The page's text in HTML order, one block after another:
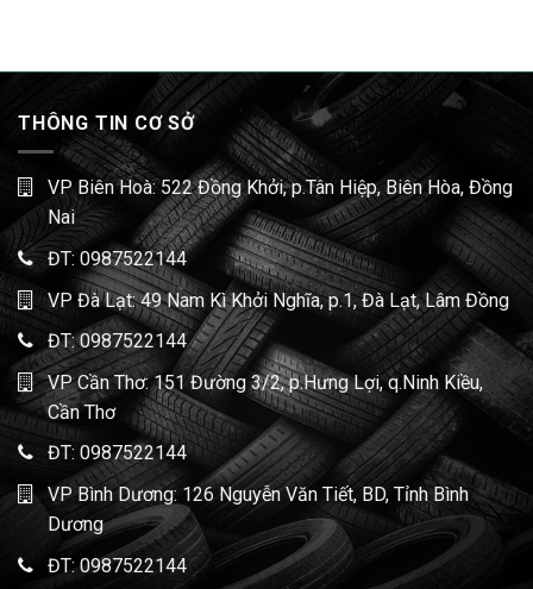
THÔNG TIN CƠ SỞ
VP Biên Hoà: 522 Đồng Khởi, p.Tân Hiệp, Biên Hòa, Đồng
Nai
ĐT: 0987522144
VP Đà Lạt: 49 Nam Kì Khởi Nghĩa, p.1, Đà Lạt, Lâm Đồng
ĐT:0987522144
VP Cần Thơ: 151 Đường 3/2, p.Hưng Lợi, q.Ninh Kiều,
Cần Thơ
ĐT: 0987522144
VP Bình Dương: 126 Nguyễn Văn Tiết, BD, Tỉnh Bình
Dương
ĐT: 0987522144